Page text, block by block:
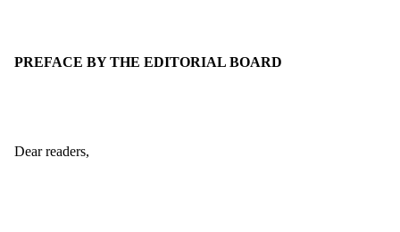
PREFACE BY THE EDITORIAL BOARD
Dear readers,